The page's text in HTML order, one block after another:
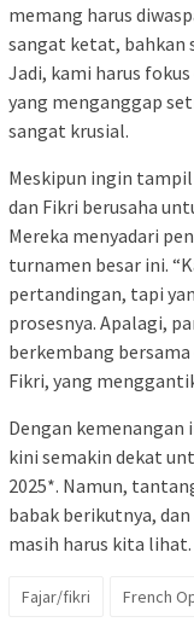
memang harus
sangat ketat, bahkan
Jadi, kami harus
yang menganggap
sangat krusial.
Meskipun ingin
dan Fikri berusaha
Mereka menyadari
turnamen besar ini.
pertandingan, tapi
prosesnya. Apalagi,
berkembang
Fikri, yang
Dengan kemenangan
kini semakin dekat
2025*. Namun,
babak berikutnya,
masih harus kita lihat.
Fajar/fikri French